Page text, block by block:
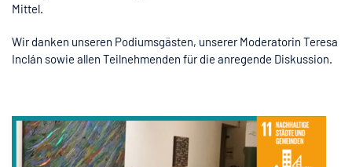
Mittel.
Wir danken unseren Podiumsgästen, unserer Moderatorin Teresa
Inclán sowie allen Teilnehmenden für die anregende Diskussion.